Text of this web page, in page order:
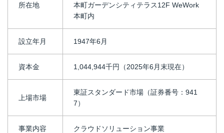
所在地
本町ガーデンシティテラス12F WeWork
本町内
設立年月 1947年6月
資本金 1,044,944千円（2025年6月末現在）
上場市場
東証スタンダード市場（証券番号：941
7）
事業内容 クラウドソリューション事業